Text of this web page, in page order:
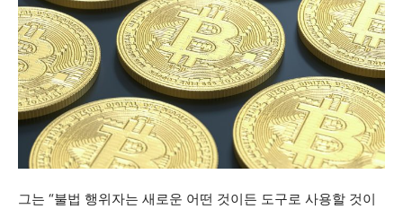
그는 “불법 행위자는 새로운 어떤 것이든 도구로 사용할 것이